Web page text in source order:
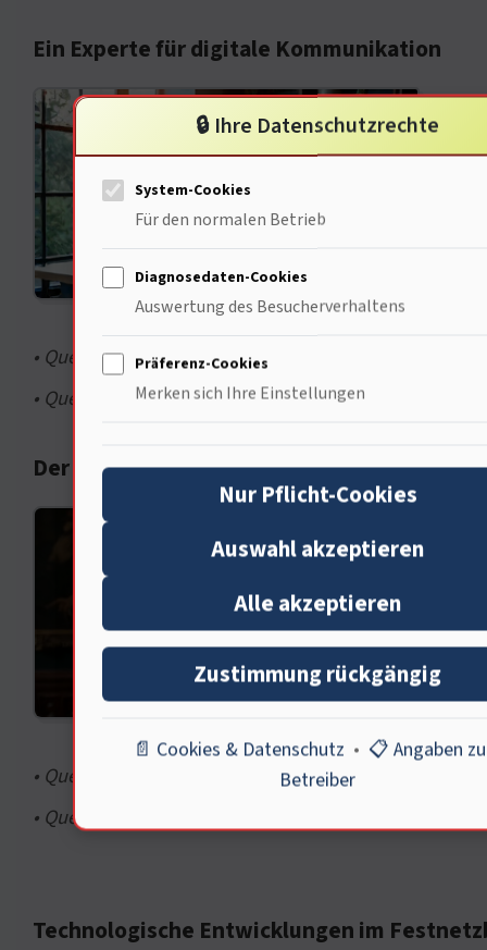
Ein Experte für digitale Kommunikation
Die
• Quelle: Pew Research Center, Trends in
• Quelle: Statista, Daten über Sprachqualität, S. 7
Der Einfluss der Kultur auf die
• Quelle: Historisches Lexikon, Kommunikation im
• Quelle: Deutsche Gesellschaft für Kommunikation,
Technologische Entwicklungen im
🔒 Ihre Datenschutzrechte
System-Cookies
Für den normalen Betrieb
Diagnosedaten-Cookies
Auswertung des Besucherverhaltens
Präferenz-Cookies
Merken sich Ihre Einstellungen
Nur Pflicht-Cookies
Auswahl akzeptieren
Alle akzeptieren
Zustimmung rückgängig
📄 Cookies & Datenschutz • 📋 Angaben
Betreiber